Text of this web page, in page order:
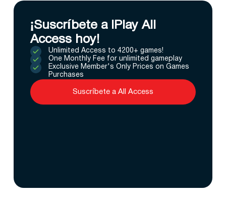
¡Suscríbete a IPlay All
Access hoy!
Unlimited Access to 4200+ games!
One Monthly Fee for unlimited gameplay
Exclusive Member's Only Prices on Games
Purchases
Suscríbete a All Access